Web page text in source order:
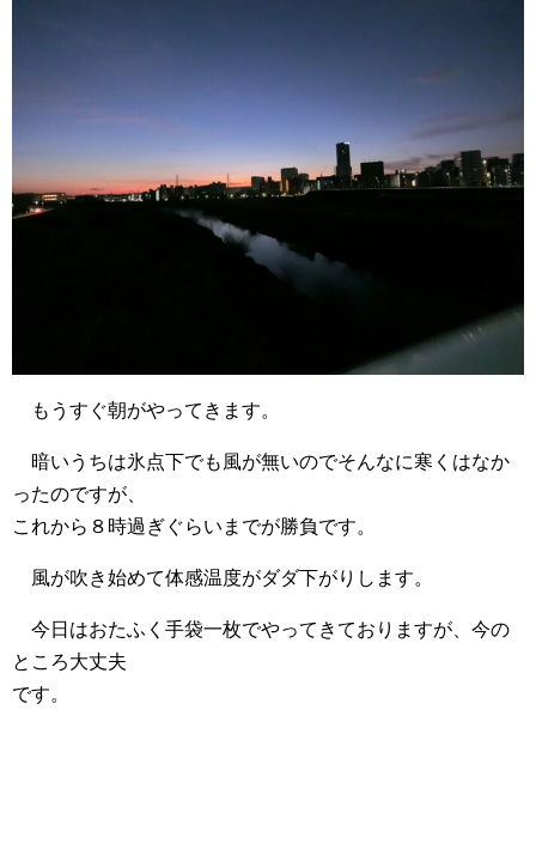
もうすぐ朝がやってきます。
暗いうちは氷点下でも風が無いのでそんなに寒くはなか
ったのですが、
これから８時過ぎぐらいまでが勝負です。
風が吹き始めて体感温度がダダ下がりします。
今日はおたふく手袋一枚でやってきておりますが、今の
ところ大丈夫
です。